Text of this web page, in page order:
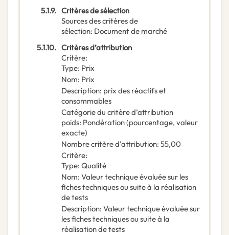
5.1.9. Critères de sélection
Sources des critères de
sélection: Document de marché
5.1.10. Critères d’attribution
Critère:
Type: Prix
Nom: Prix
Description: prix des réactifs et
consommables
Catégorie du critère d’attribution
poids: Pondération (pourcentage, valeur
exacte)
Nombre critère d’attribution: 55,00
Critère:
Type: Qualité
Nom: Valeur technique évaluée sur les
fiches techniques ou suite à la réalisation
de tests
Description: Valeur technique évaluée sur
les fiches techniques ou suite à la
réalisation de tests